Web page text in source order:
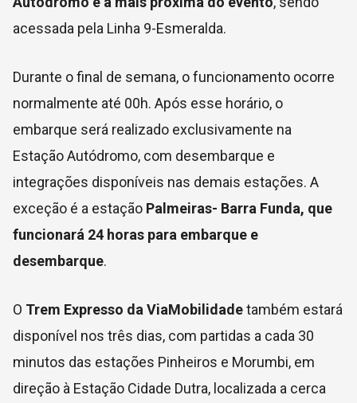
acessada pela Linha 9-Esmeralda.
Durante o final de semana, o funcionamento ocorre
normalmente até 00h. Após esse horário, o
embarque será realizado exclusivamente na
Estação Autódromo, com desembarque e
integrações disponíveis nas demais estações. A
exceção é a estação Palmeiras- Barra Funda, que
funcionará 24 horas para embarque e
desembarque.
O Trem Expresso da ViaMobilidadetambém estará
disponível nos três dias, com partidas a cada 30
minutos das estações Pinheiros e Morumbi, em
direção à Estação Cidade Dutra, localizada a cerca